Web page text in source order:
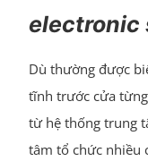
electronic
Dù thường được
tĩnh trước cửa
từ hệ thống trung
tâm tổ chức nhiều